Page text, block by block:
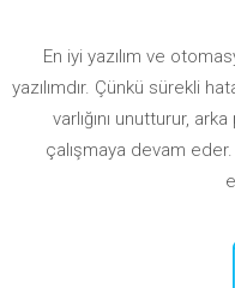
En iyi yazılım ve
yazılımdır. Çünkü sürekli
varlığını unutturur,
çalışmaya devam